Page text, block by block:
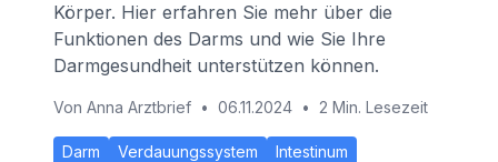
Körper. Hier erfahren Sie mehr über die
Funktionen des Darms und wie Sie Ihre
Darmgesundheit unterstützen können.
Von Anna Arztbrief • 06.11.2024 • 2 Min. Lesezeit
Darm Verdauungssystem
Intestinum